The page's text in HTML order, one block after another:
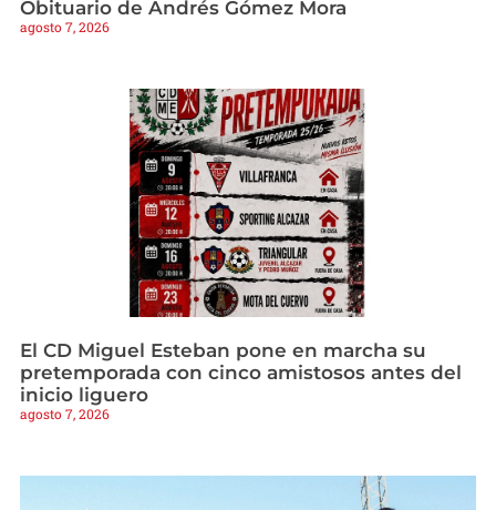
Obituario de Andrés Gómez Mora
agosto 7, 2026
El CD Miguel Esteban pone en marcha su
pretemporada con cinco amistosos antes del
inicio liguero
agosto 7, 2026